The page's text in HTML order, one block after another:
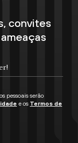
convites
pessoais serão
e os Termos de